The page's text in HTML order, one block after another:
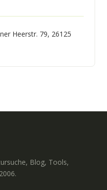
Heerstr. 79, 26125
Blog, Tools,